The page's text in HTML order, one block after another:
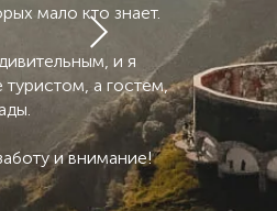
мало кто знает.
и я
туристом, а гостем,
и внимание!